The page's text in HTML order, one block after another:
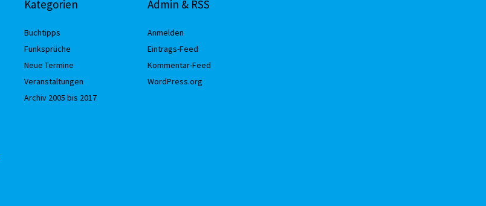
Kategorien
Buchtipps
Funksprüche
Neue Termine
Veranstaltungen
Archiv 2005 bis 2017
Admin & RSS
Anmelden
Eintrags-Feed
Kommentar-Feed
WordPress.org